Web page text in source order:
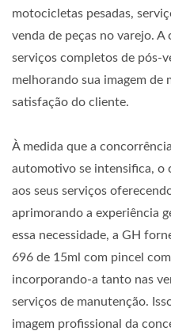
motocicletas pesadas,
venda de peças no varejo.
serviços completos de pós-
melhorando sua imagem de
satisfação do cliente.
À medida que a
automotivo se intensifica, o
aos seus serviços
aprimorando a experiência
essa necessidade, a GH
696 de 15ml com pincel
incorporando-a tanto nas
serviços de manutenção.
imagem profissional da